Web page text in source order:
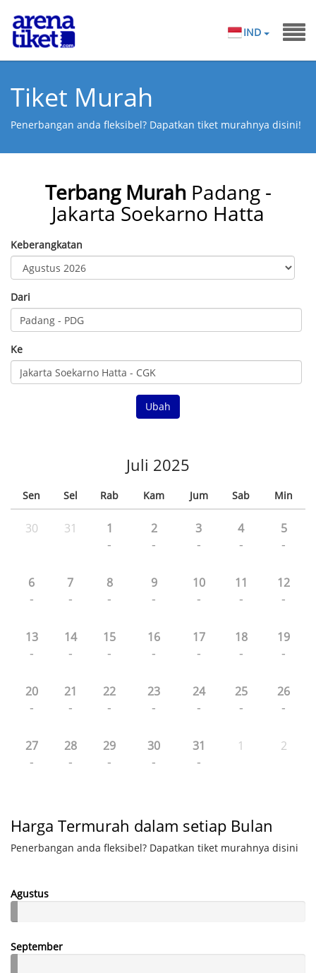
IND
Tiket Murah
Penerbangan anda fleksibel? Dapatkan tiket murahnya disini!
Terbang Murah Padang -
Jakarta Soekarno Hatta
Keberangkatan
Dari
Ke
Ubah
Juli 2025
Sen Sel Rab Kam Jum Sab Min
30 31 1
-
2
-
3
-
4
-
5
-
6
-
7
-
8
-
9
-
10
-
11
-
12
-
13
-
14
-
15
-
16
-
17
-
18
-
19
-
20
-
21
-
22
-
23
-
24
-
25
-
26
-
27
-
28
-
29
-
30
-
31
-
1 2
Harga Termurah dalam setiap Bulan
Penerbangan anda fleksibel? Dapatkan tiket murahnya disini
Agustus
September